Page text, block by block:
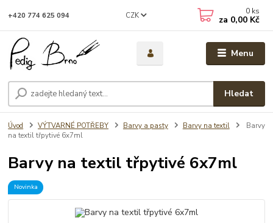
Menu
CZK
Hledat
+420 774 625 094 0 ks
za 0,00 Kč
Úvod VÝTVARNÉ POTŘEBY Barvy a pasty Barvy na textil
Barvy
na textil třpytivé 6x7ml
Barvy na textil třpytivé 6x7ml
Novinka